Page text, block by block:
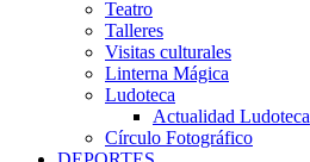
Teatro
Talleres
Visitas culturales
Linterna Mágica
Ludoteca
Actualidad Ludoteca
Círculo Fotográfico